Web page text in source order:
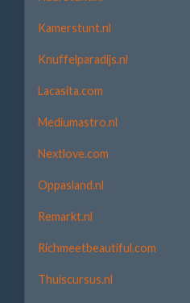
Kamerstunt.nl
Knuffelparadijs.nl
Lacasita.com
Mediumastro.nl
Nextlove.com
Oppasland.nl
Remarkt.nl
Richmeetbeautiful.com
Thuiscursus.nl